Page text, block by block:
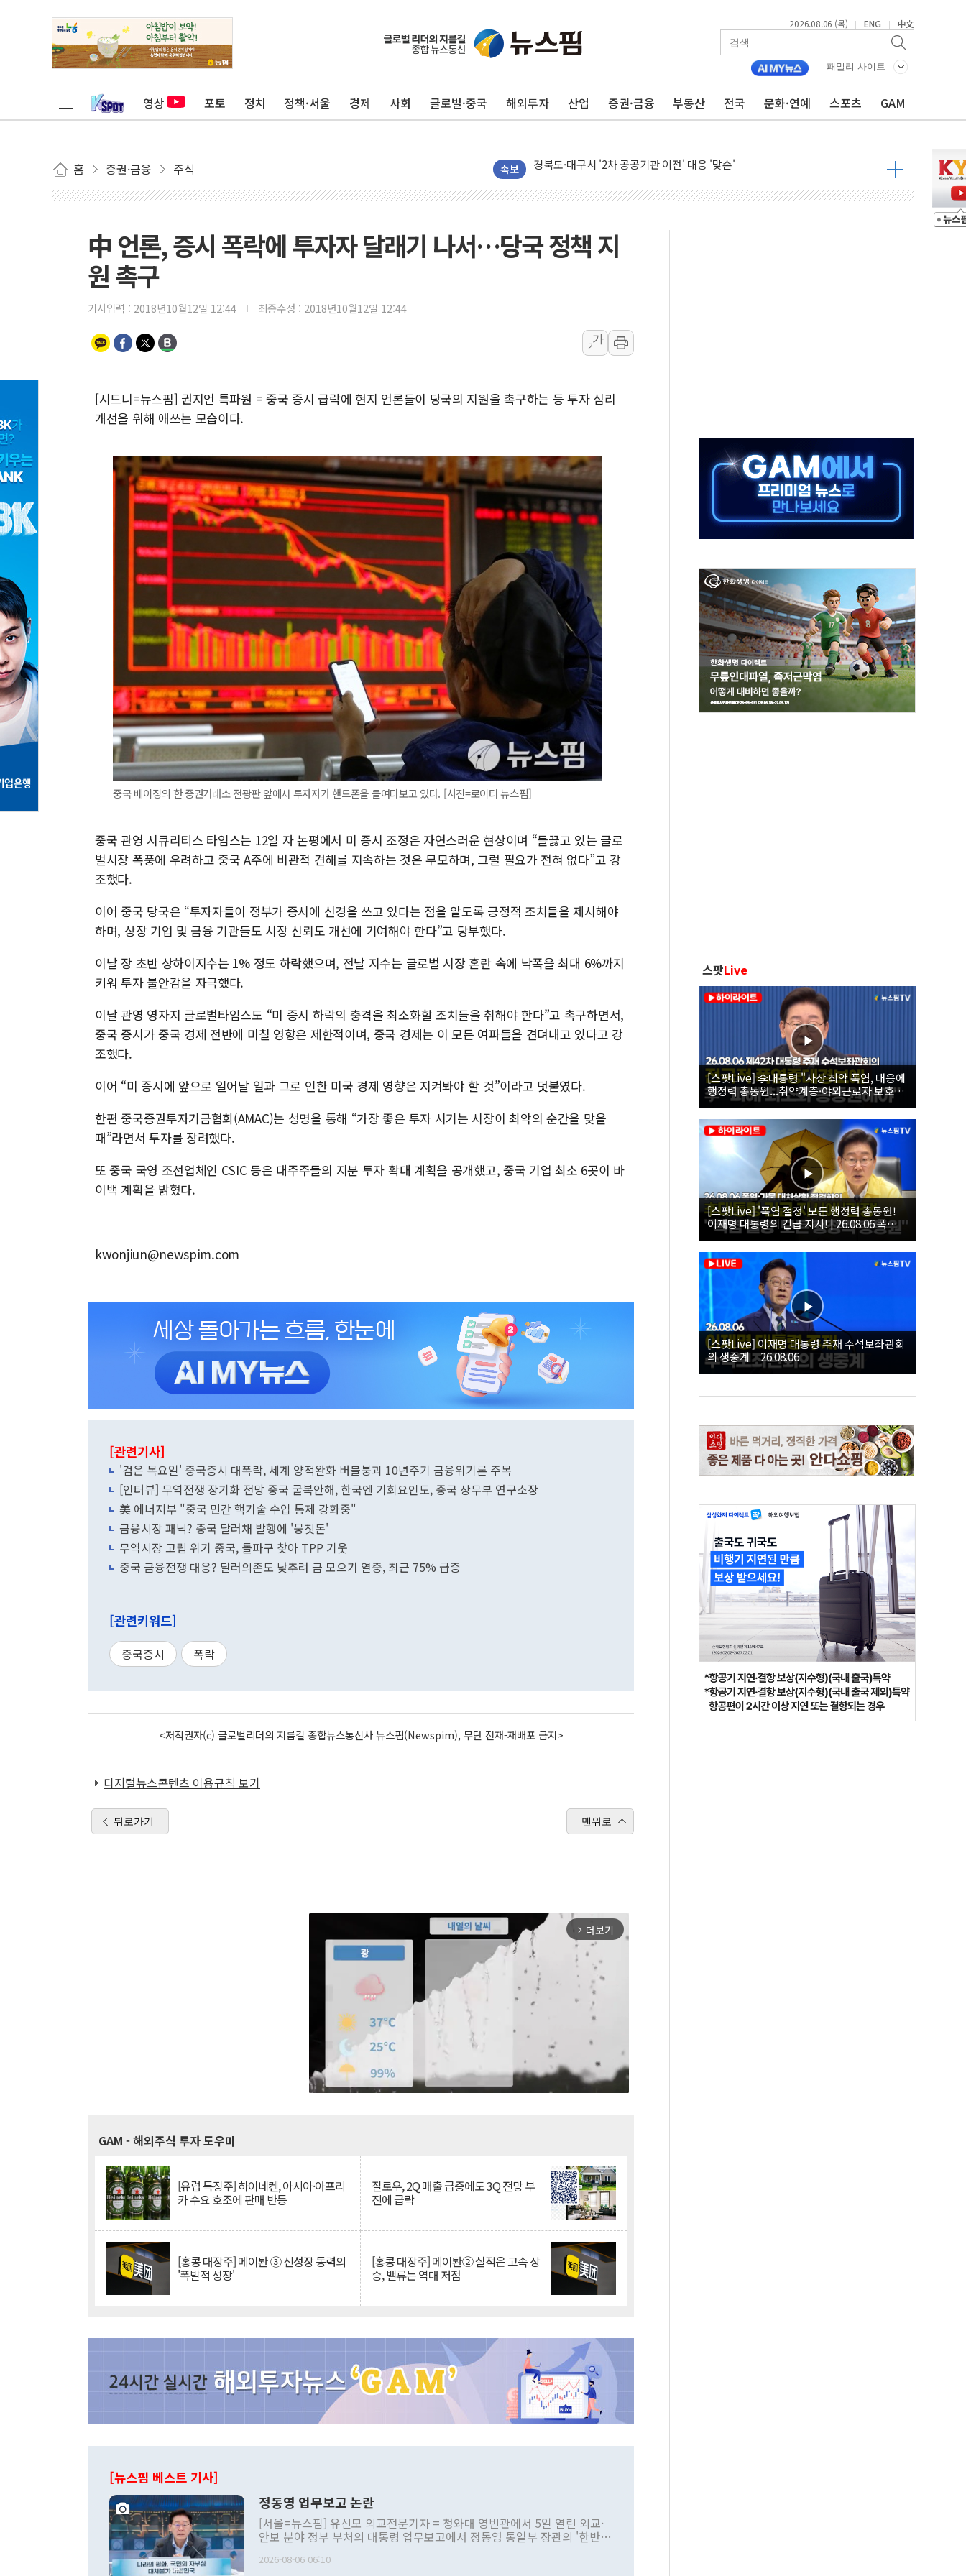
2026.08.06 (목) | ENG | 中文
패밀리 사이트
영상 포토 정치 정책·서울 경제 사회 글로벌·중국 해외투자 산업 증권·금융 부동산 전국 문화·연예 스포츠 GAM
홈 증권·금융 주식 속보
진원생명과학, '코로나19 DNA 백신 플랫폼' 美 특허 확보
서울 아파트값 0.26%↑…상승폭 커졌지만 고가주택 밀집된 강남·서초 둔화
효성중공업, 덴마크에 초고압변압기 첫 공급...국가 전력망에 첫 입성
CJ프레시웨이, 2분기 영업익 14.2% 감소…"온라인 사업으로 성장"
초박빙 경선에 친명계 '추가 투표' 요구...친청계 응집력 '희석' 전략 통할까
장동혁 "李대통령 재판 재개해야 여론조사 51.9%…그것이 국민의 뜻"
日, 아키타에 일본 최대 규모의 AI 데이터센터 건설 추진
트럼프, 워시 연준의장과 수시 통화…독립성 논란 재점화
[컨콜] LG유플러스, "파주 AIDC 수익성 기대"
李대통령 "국민 체감 못 하는 정책은 무용…성역 없는 국정 개선 집행"
현대백화점그룹, 농식품부와 농촌 창업기업 15곳 키운다
삼성전자, 넷리스트와 5년 전략적 제휴…HBM 특허 분쟁 종결
한국앤컴퍼니그룹, "AI는 도구 아닌 동료"…현업 중심 AX 가속
中 언론, 증시 폭락에 투자자 달래기 나서…당국 정책 지
원 촉구
기사입력 : 2018년10월12일 12:44 최종수정 : 2018년10월12일 12:44
가
가
[시드니=뉴스핌] 권지언 특파원 = 중국 증시 급락에 현지 언론들이 당국의 지원을 촉구하는 등 투자 심리
개선을 위해 애쓰는 모습이다.
중국 베이징의 한 증권거래소 전광판 앞에서 투자자가 핸드폰을 들여다보고 있다. [사진=로이터 뉴스핌]
중국 관영 시큐리티스 타임스는 12일 자 논평에서 미 증시 조정은 자연스러운 현상이며 “들끓고 있는 글로
벌시장 폭풍에 우려하고 중국 A주에 비관적 견해를 지속하는 것은 무모하며, 그럴 필요가 전혀 없다”고 강
조했다.
이어 중국 당국은 “투자자들이 정부가 증시에 신경을 쓰고 있다는 점을 알도록 긍정적 조치들을 제시해야
하며, 상장 기업 및 금융 기관들도 시장 신뢰도 개선에 기여해야 한다”고 당부했다.
이날 장 초반 상하이지수는 1% 정도 하락했으며, 전날 지수는 글로벌 시장 혼란 속에 낙폭을 최대 6%까지
키워 투자 불안감을 자극했다.
이날 관영 영자지 글로벌타임스도 “미 증시 하락의 충격을 최소화할 조치들을 취해야 한다”고 촉구하면서,
중국 증시가 중국 경제 전반에 미칠 영향은 제한적이며, 중국 경제는 이 모든 여파들을 견뎌내고 있다고 강
조했다.
이어 “미 증시에 앞으로 일어날 일과 그로 인한 미국 경제 영향은 지켜봐야 할 것”이라고 덧붙였다.
한편 중국증권투자기금협회(AMAC)는 성명을 통해 “가장 좋은 투자 시기는 시장이 최악의 순간을 맞을
때”라면서 투자를 장려했다.
또 중국 국영 조선업체인 CSIC 등은 대주주들의 지분 투자 확대 계획을 공개했고, 중국 기업 최소 6곳이 바
이백 계획을 밝혔다.
kwonjiun@newspim.com
[관련기사]
'검은 목요일' 중국증시 대폭락, 세계 양적완화 버블붕괴 10년주기 금융위기론 주목
[인터뷰] 무역전쟁 장기화 전망 중국 굴복안해, 한국엔 기회요인도, 중국 상무부 연구소장
美 에너지부 "중국 민간 핵기술 수입 통제 강화중"
금융시장 패닉? 중국 달러채 발행에 '뭉칫돈'
무역시장 고립 위기 중국, 돌파구 찾아 TPP 기웃
중국 금융전쟁 대응? 달러의존도 낮추려 금 모으기 열중, 최근 75% 급증
[관련키워드]
중국증시 폭락
<저작권자(c) 글로벌리더의 지름길 종합뉴스통신사 뉴스핌(Newspim), 무단 전재-재배포 금지>
디지털뉴스콘텐츠 이용규칙 보기
뒤로가기 맨위로
arrow_forward_ios 더보기
GAM - 해외주식 투자 도우미
[유럽 특징주] 하이네켄, 아시아·아프리
카 수요 호조에 판매 반등
질로우, 2Q 매출 급증에도 3Q 전망 부
진에 급락
[홍콩 대장주] 메이퇀 ③ 신성장 동력의
'폭발적 성장'
[홍콩 대장주] 메이퇀② 실적은 고속 상
승, 밸류는 역대 저점
[뉴스핌 베스트 기사]
정동영 업무보고 논란
[서울=뉴스핌] 유신모 외교전문기자 = 청와대 영빈관에서 5일 열린 외교·
안보 분야 정부 부처의 대통령 업무보고에서 정동영 통일부 장관의 '한반도
발언 중에는 정부 내 조율을 거치지 않은 사안을 정책으로 추진하겠다고 공
2026-08-06 06:10
스팟Live
[스팟Live] 李대통령 "사상 최악 폭염, 대응에
행정력 총동원...취약계층·야외근로자 보호에
힘써야"｜26.08.06 제42차 대통령 주재 수석
보좌관회의
[스팟Live] '폭염 절정' 모든 행정력 총동원!
이재명 대통령의 긴급 지시! | 26.08.06 폭염•
가뭄 대처상황 점검회의
[스팟Live] 이재명 대통령 주재 수석보좌관회
의 생중계｜26.08.06